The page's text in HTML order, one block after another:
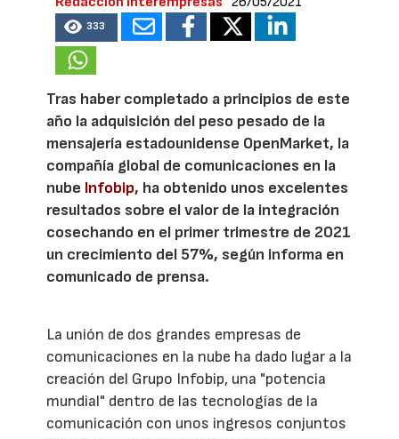
333
Tras haber completado a principios de este
año la adquisición del peso pesado de la
mensajería estadounidense OpenMarket, la
compañía global de comunicaciones en la
nube Infobip, ha obtenido unos excelentes
resultados sobre el valor de la integración
cosechando en el primer trimestre de 2021
un crecimiento del 57%, según informa en
comunicado de prensa.
La unión de dos grandes empresas de
comunicaciones en la nube ha dado lugar a la
creación del Grupo Infobip, una "potencia
mundial" dentro de las tecnologías de la
comunicación con unos ingresos conjuntos